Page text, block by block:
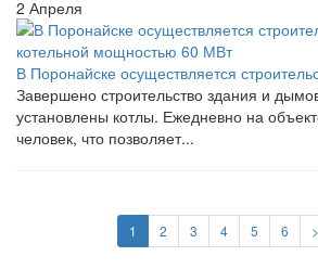
2 Апреля
В Поронайске осуществляется
Завершено строительство здания и
установлены котлы. Ежедневно на
человек, что позволяет...
1 2 3 4 5 6 >